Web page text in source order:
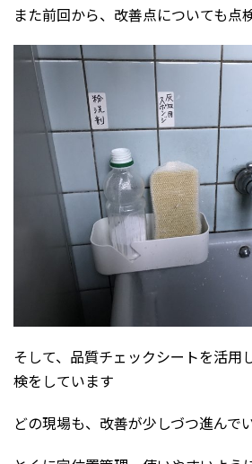
また前回から、改善点についても点
そして、品質チェックシートを活用
検をしています
どの現場も、改善が少しづつ進んで